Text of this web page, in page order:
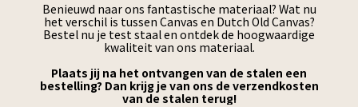
Benieuwd naar ons fantastische materiaal? Wat nu
het verschil is tussen Canvas en Dutch Old Canvas?
Bestel nu je test staal en ontdek de hoogwaardige
kwaliteit van ons materiaal.
Plaats jij na het ontvangen van de stalen een
bestelling? Dan krijg je van ons de verzendkosten
van de stalen terug!